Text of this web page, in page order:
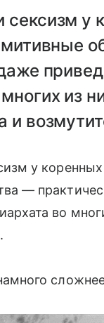
у
из
и
у
—
во